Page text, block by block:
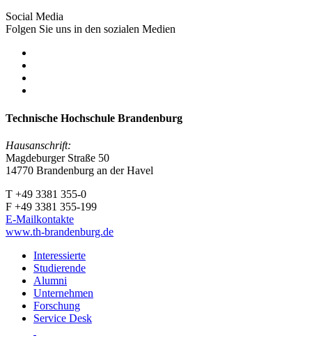
Social Media
Folgen Sie uns in den sozialen Medien
Technische Hochschule Brandenburg
Hausanschrift:
Magdeburger Straße 50
14770 Brandenburg an der Havel
T +49 3381 355-0
F +49 3381 355-199
E-Mailkontakte
www.th-brandenburg.de
Interessierte
Studierende
Alumni
Unternehmen
Forschung
Service Desk